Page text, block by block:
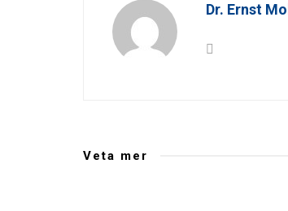
Dr. Ernst
Veta mer